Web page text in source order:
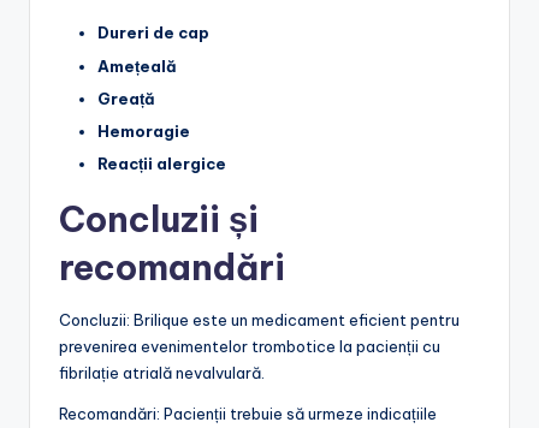
Dureri de cap
Amețeală
Greață
Hemoragie
Reacții alergice
Concluzii și
recomandări
Concluzii: Brilique este un medicament eficient pentru
prevenirea evenimentelor trombotice la pacienții cu
fibrilație atrială nevalvulară.
Recomandări: Pacienții trebuie să urmeze indicațiile